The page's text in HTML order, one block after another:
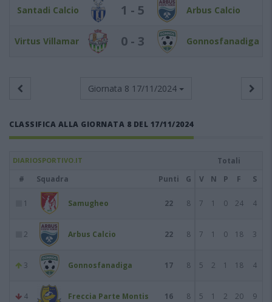
Santadi Calcio 1 - 5 Arbus Calcio
Virtus Villamar 0 - 3 Gonnosfanadiga
Giornata 8 17/11/2024
CLASSIFICA ALLA GIORNATA 8 DEL 17/11/2024
DIARIOSPORTIVO.IT
Totali
#
Squadra Punti G V N P F S
1 Samugheo 22 8 7 1 0 24 4
2 Arbus Calcio 22 8 7 1 0 18 3
3 Gonnosfanadiga 17 8 5 2 1 18 4
4 Freccia Parte Montis 16 8 5 1 2 20 9